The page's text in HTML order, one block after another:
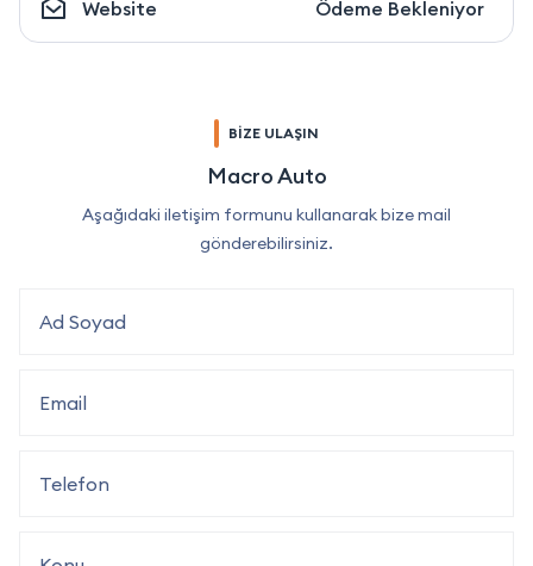
Website Ödeme Bekleniyor
BİZE ULAŞIN
Macro Auto
Aşağıdaki iletişim formunu kullanarak bize mail
gönderebilirsiniz.